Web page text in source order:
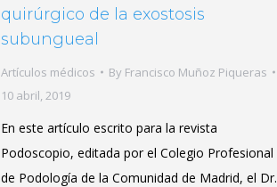
quirúrgico de la exostosis
subungueal
Artículos médicos By Francisco Muñoz Piqueras
10 abril, 2019
En este artículo escrito para la revista
Podoscopio, editada por el Colegio Profesional
de Podología de la Comunidad de Madrid, el Dr.